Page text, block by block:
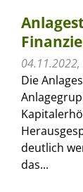
Die
deutlich
das...